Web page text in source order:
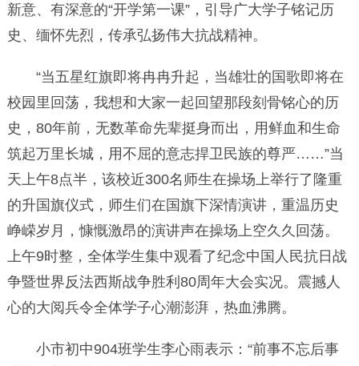
新意、有深意的“开学第一课”，引导广大学子铭记历
史、缅怀先烈，传承弘扬伟大抗战精神。
“当五星红旗即将冉冉升起，当雄壮的国歌即将在
校园里回荡，我想和大家一起回望那段刻骨铭心的历
史，80年前，无数革命先辈挺身而出，用鲜血和生命
筑起万里长城，用不屈的意志捍卫民族的尊严……”当
天上午8点半，该校近300名师生在操场上举行了隆重
的升国旗仪式，师生们在国旗下深情演讲，重温历史
峥嵘岁月，慷慨激昂的演讲声在操场上空久久回荡。
上午9时整，全体学生集中观看了纪念中国人民抗日战
争暨世界反法西斯战争胜利80周年大会实况。震撼人
心的大阅兵令全体学子心潮澎湃，热血沸腾。
小市初中904班学生李心雨表示：“前事不忘后事